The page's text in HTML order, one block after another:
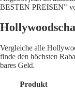
BESTEN PREISEN"
Vergleiche alle
finde den höchsten
bares Geld.
Produkt